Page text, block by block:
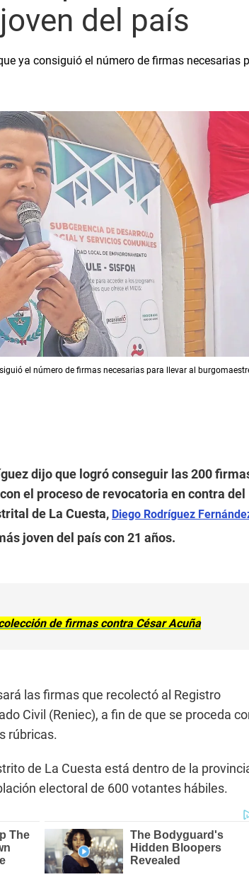
del país
ya consiguió el número de firmas
el número de firmas necesarias para llevar al
dijo que logró conseguir las 200
el proceso de revocatoria en contra del
de La Cuesta, Diego Rodríguez
joven del país con 21 años.
de firmas contra César Acuña
las firmas que recolectó al Registro
Civil (Reniec), a fin de que se proceda
rúbricas.
de La Cuesta está dentro de la
electoral de 600 votantes hábiles.